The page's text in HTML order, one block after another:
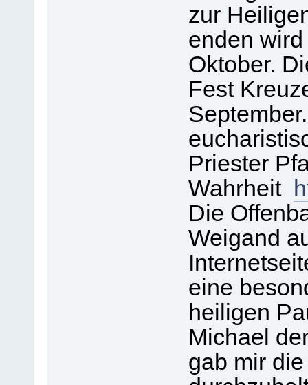
zur
enden
Oktober.
Fest
Priester
Wahrheit
Die
Weigand
eine
heiligen
Michael
gab mir